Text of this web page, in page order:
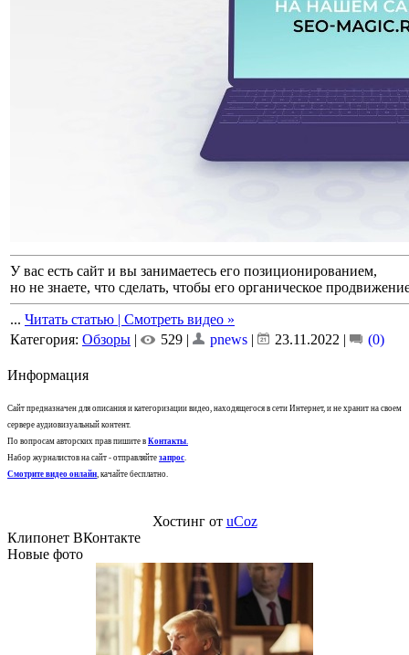
У вас есть сайт и вы занимаетесь его позиционированием,
но не знаете, что сделать, чтобы его органическое
... Читать статью | Смотреть видео »
Категория: Обзоры | 529 | pnews | 23.11.2022 | (0)
Информация
Сайт предназначен для описания и категоризации видео, находящегося в сети Интернет, и не хранит на своем
сервере аудиовизуальный контент.
По вопросам авторских прав пишите в Контакты.
Набор журналистов на сайт - отправляйте запрос.
Смотрите видео онлайн, качайте бесплатно.
Хостинг от uCoz
Клипонет ВКонтакте
Новые фото